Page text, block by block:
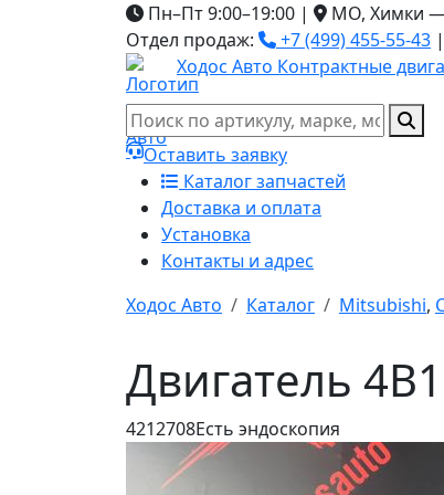
Пн–Пт 9:00–19:00 |
МО, Химки
Отдел продаж:
+7 (499) 455-55-43 |
Ходос Авто Контрактные
Оставить заявку
Каталог запчастей
Доставка и оплата
Установка
Контакты и адрес
Ходос Авто
Каталог Mitsubishi,
Двигатель
4212708Есть эндоскопия